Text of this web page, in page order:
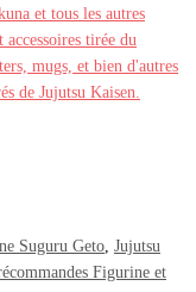
Suguru Geto Jujutsu
Figurine et